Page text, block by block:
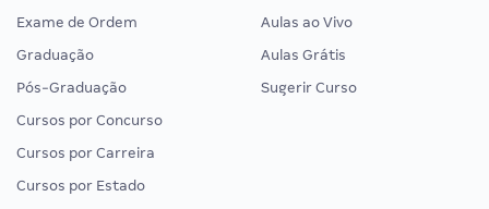
Exame de Ordem
Graduação
Pós-Graduação
Cursos por Concurso
Cursos por Carreira
Cursos por Estado
Aulas ao Vivo
Aulas Grátis
Sugerir Curso